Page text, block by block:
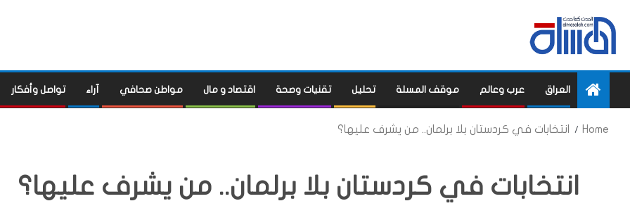
العراق عرب وعالم موقف المسلة تحليل تقنيات وصحة اقتصاد و مال مواطن صحافي آراء تواصل وأفكار
Home انتخابات في كردستان بلا برلمان.. من يشرف عليها؟
انتخابات في كردستان بلا برلمان.. من يشرف عليها؟